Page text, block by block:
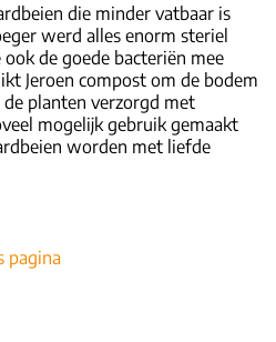
die minder vatbaar is
werd alles enorm steriel
de goede bacteriën mee
Jeroen compost om de bodem
planten verzorgd met
mogelijk gebruik gemaakt
worden met liefde
pagina